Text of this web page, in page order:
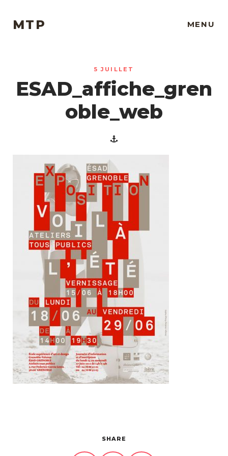
MTP MENU
Projets
À propos
Contact
5 JUILLET
ESAD_affiche_gren
oble_web
SHARE